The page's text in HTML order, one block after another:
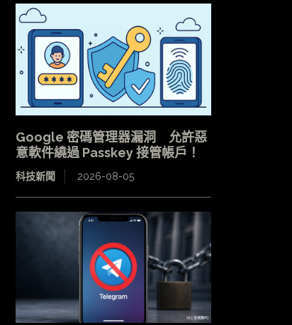
Google 密碼管理器漏洞 允許惡
意軟件繞過 Passkey 接管帳戶！
科技新聞 2026-08-05